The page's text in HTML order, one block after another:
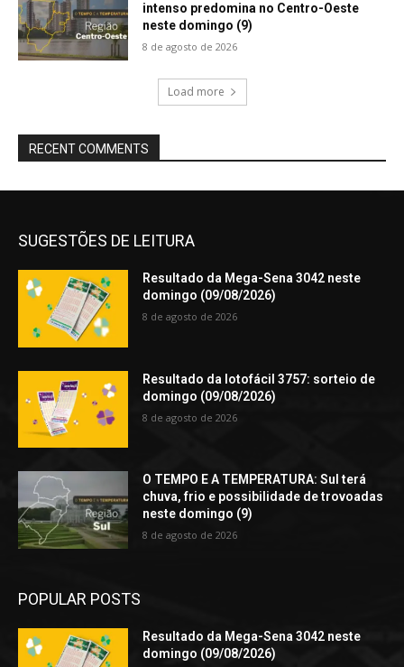
intenso predomina no Centro-Oeste
neste domingo (9)
8 de agosto de 2026
Load more
RECENT COMMENTS
SUGESTÕES DE LEITURA
Resultado da Mega-Sena 3042 neste
domingo (09/08/2026)
8 de agosto de 2026
Resultado da lotofácil 3757: sorteio de
domingo (09/08/2026)
8 de agosto de 2026
O TEMPO E A TEMPERATURA: Sul terá
chuva, frio e possibilidade de trovoadas
neste domingo (9)
8 de agosto de 2026
POPULAR POSTS
Resultado da Mega-Sena 3042 neste
domingo (09/08/2026)